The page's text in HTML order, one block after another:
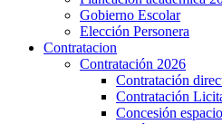
Gobierno Escolar
Elección Personera
Contratacion
Contratación 2026
Contratación
Contratación
Concesión